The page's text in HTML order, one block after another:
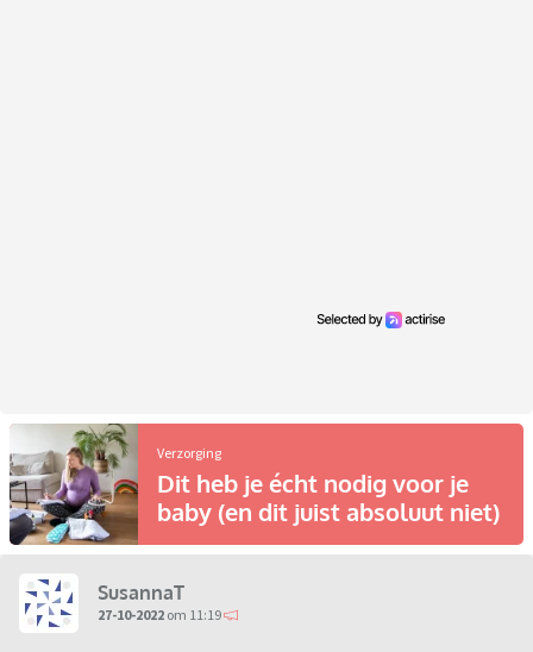
Verzorging
Dit heb je écht nodig voor je
baby (en dit juist absoluut niet)
SusannaT
27-10-2022 om 11:19